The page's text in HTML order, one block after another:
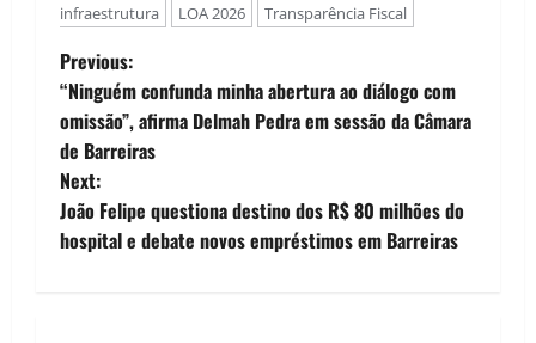
infraestrutura
LOA 2026 Transparência Fiscal
P
o
s
t
Previous:
“Ninguém confunda minha abertura ao diálogo com
omissão”, afirma Delmah Pedra em sessão da Câmara
de Barreiras
Next:
João Felipe questiona destino dos R$ 80 milhões do
hospital e debate novos empréstimos em Barreiras